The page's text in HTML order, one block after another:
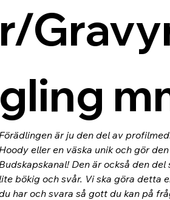
är ju den del av
eller en väska unik och gör
Den är också den del
bökig och svår. Vi ska göra detta
har och svara så gott du kan på